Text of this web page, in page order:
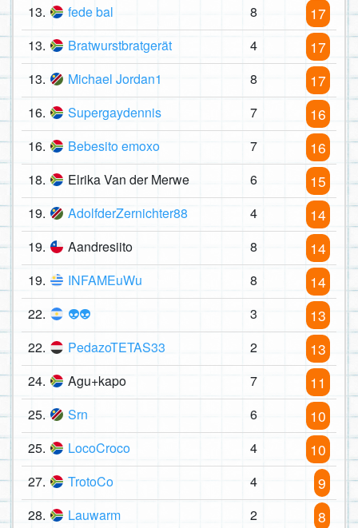
13. fede bal 8 17
13. Bratwurstbratgerät 4 17
13. Michael Jordan1 8 17
16. Supergaydennis 7 16
16. Bebesito emoxo 7 16
18. Elrika Van der Merwe 6 15
19. AdolfderZernichter88 4 14
19. Aandresiito 8 14
19. INFAMEuWu 8 14
22. 👽👽 3 13
22. PedazoTETAS33 2 13
24. Agu+kapo 7 11
25. Srn 6 10
25. LocoCroco 4 10
27. TrotoCo 4 9
28. Lauwarm 2 8